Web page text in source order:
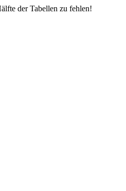
der Tabellen zu fehlen!